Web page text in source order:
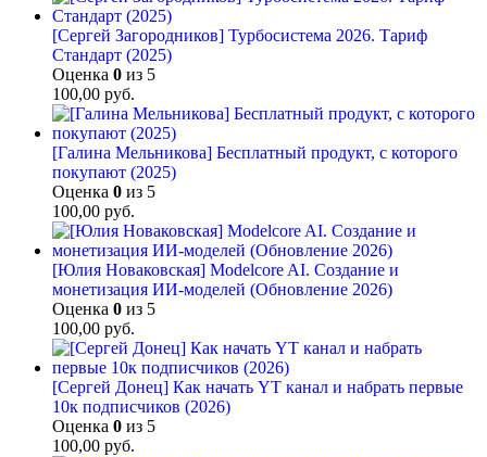
[Сергей Загородников] Турбосистема 2026. Тариф
Стандарт (2025)
Оценка 0 из 5
100,00 руб.
[Галина Мельникова] Бесплатный продукт, с которого
покупают (2025)
Оценка 0 из 5
100,00 руб.
[Юлия Новаковская] Modelcore AI. Создание и
монетизация ИИ-моделей (Обновление 2026)
Оценка 0 из 5
100,00 руб.
[Сергей Донец] Как начать YT канал и набрать первые
10к подписчиков (2026)
Оценка 0 из 5
100,00 руб.